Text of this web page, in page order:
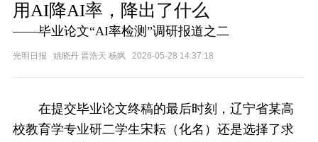
用AI降AI率，降出了什么
——毕业论文“AI率检测”调研报道之二
光明日报 姚晓丹 晋浩天 杨飒 2026-05-28 14:37:18
在提交毕业论文终稿的最后时刻，辽宁省某高
校教育学专业研二学生宋耘（化名）还是选择了求